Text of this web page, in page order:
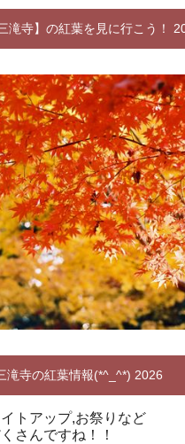
滝寺】の紅葉を見に行こう！
滝寺の紅葉情報(*^_^*) 2026
トアップ,お祭りなど
さんですね！！